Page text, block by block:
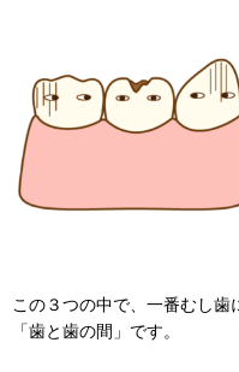
この３つの中で、一番むし
「歯と歯の間」です。